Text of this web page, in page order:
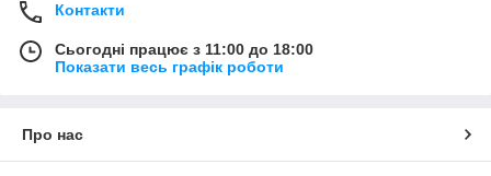
Контакти
Сьогодні працює з 11:00 до 18:00
Показати весь графік роботи
Про нас